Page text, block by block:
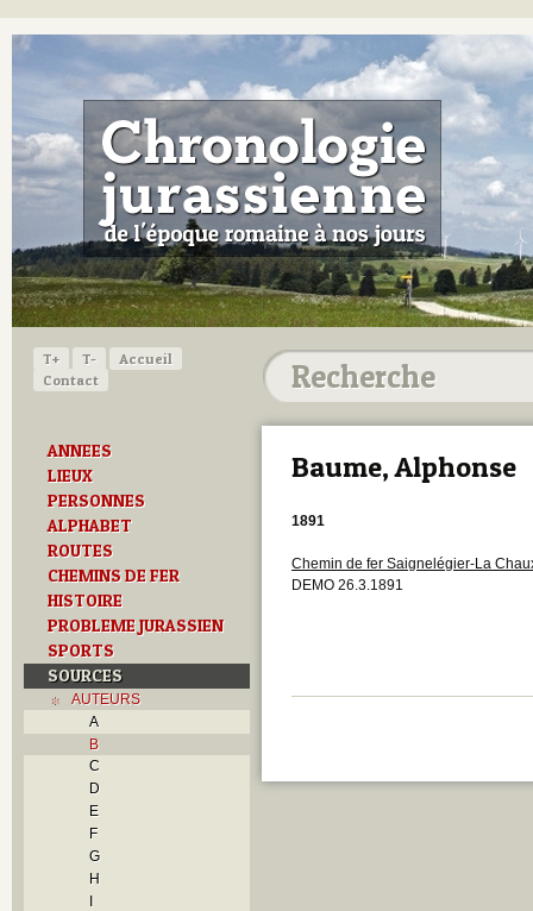
T+ T-
Accueil
Contact
ANNEES
LIEUX
PERSONNES
ALPHABET
ROUTES
CHEMINS DE FER
HISTOIRE
PROBLEME JURASSIEN
SPORTS
SOURCES
AUTEURS
A
B
C
D
E
F
G
H
I
Baume, Alphonse
1891
Chemin de fer Saignelégier-La
DEMO 26.3.1891